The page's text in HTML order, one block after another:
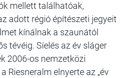
mellett találhatóak,
adott régió építészeti jegyeit
kínálnak a szaunától
tévéig. Síelés az év sláger
2006-os nemzetközi
Riesneralm elnyerte az „év